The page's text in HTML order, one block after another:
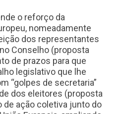
o reforço da
nomeadamente
dos representantes
Conselho (proposta
de prazos para que
legislativo que lhe
“golpes de secretaria”
dos eleitores (proposta
de ação coletiva junto do